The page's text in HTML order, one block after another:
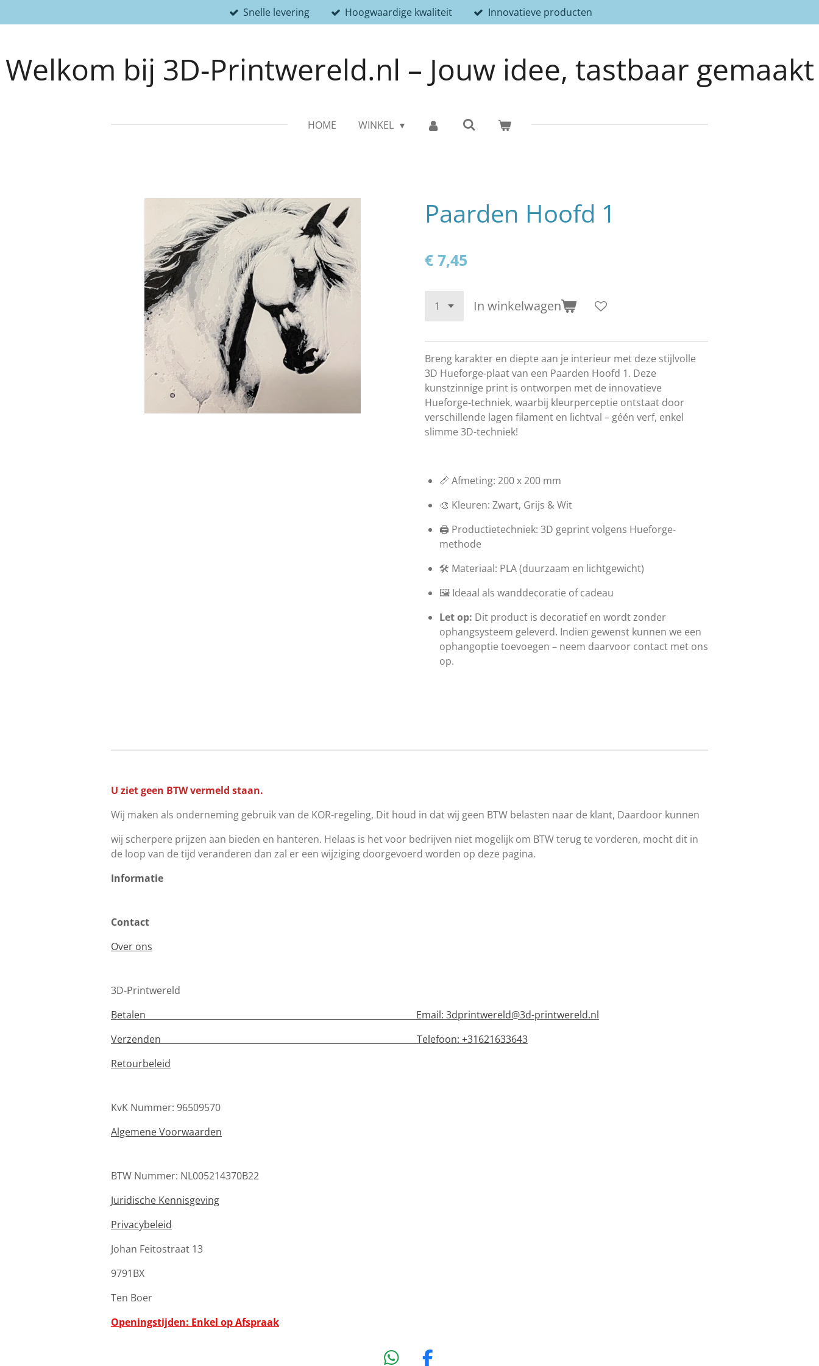
direct
hoofdinhoud
Snelle levering Hoogwaardige kwaliteit Innovatieve producten
Welkom bij 3D-Printwereld.nl – Jouw idee, tastbaar gemaakt
HOME WINKEL
Paarden Hoofd 1
€ 7,45
In winkelwagen
Breng karakter en diepte aan je interieur met deze stijlvolle
3D Hueforge-plaat van een Paarden Hoofd 1. Deze
kunstzinnige print is ontworpen met de innovatieve
Hueforge-techniek, waarbij kleurperceptie ontstaat door
verschillende lagen filament en lichtval – géén verf, enkel
slimme 3D-techniek!
📏 Afmeting: 200 x 200 mm
🎨 Kleuren: Zwart, Grijs & Wit
🖨️ Productietechniek: 3D geprint volgens Hueforge-
methode
🛠️ Materiaal: PLA (duurzaam en lichtgewicht)
🖼️ Ideaal als wanddecoratie of cadeau
Let op: Dit product is decoratief en wordt zonder
ophangsysteem geleverd. Indien gewenst kunnen we een
ophangoptie toevoegen – neem daarvoor contact met ons
op.
U ziet geen BTW vermeld staan.
Wij maken als onderneming gebruik van de KOR-regeling, Dit houd in dat wij geen BTW belasten naar de klant, Daardoor kunnen
wij scherpere prijzen aan bieden en hanteren. Helaas is het voor bedrijven niet mogelijk om BTW terug te vorderen, mocht dit in
de loop van de tijd veranderen dan zal er een wijziging doorgevoerd worden op deze pagina.
Informatie
Contact
Over ons
3D-Printwereld
Betalen Email: 3dprintwereld@3d-printwereld.nl
Verzenden Telefoon: +31621633643
Retourbeleid
KvK Nummer: 96509570
Algemene Voorwaarden
BTW Nummer: NL005214370B22
Juridische Kennisgeving
Privacybeleid
Johan Feitostraat 13
9791BX
Ten Boer
Openingstijden: Enkel op Afspraak